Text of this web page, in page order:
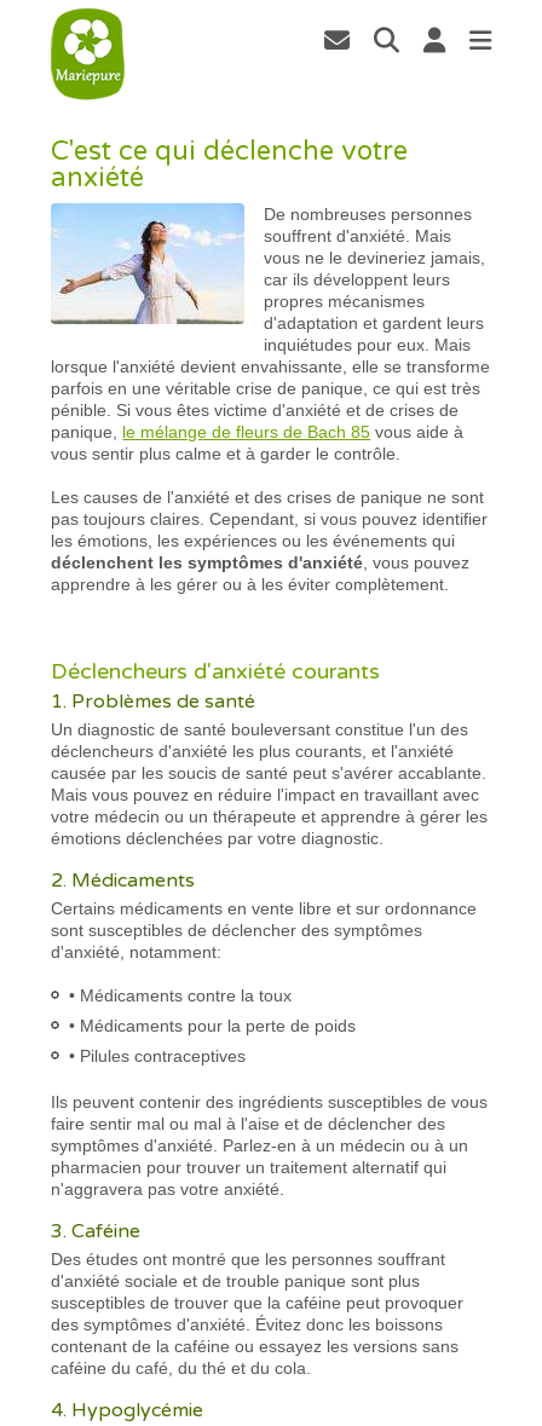
C'est ce qui déclenche votre
anxiété
De nombreuses personnes
souffrent d'anxiété. Mais
vous ne le devineriez jamais,
car ils développent leurs
propres mécanismes
d'adaptation et gardent leurs
inquiétudes pour eux. Mais
lorsque l'anxiété devient envahissante, elle se transforme
parfois en une véritable crise de panique, ce qui est très
pénible. Si vous êtes victime d'anxiété et de crises de
panique, le mélange de fleurs de Bach 85 vous aide à
vous sentir plus calme et à garder le contrôle.
Les causes de l'anxiété et des crises de panique ne sont
pas toujours claires. Cependant, si vous pouvez identifier
les émotions, les expériences ou les événements qui
déclenchent les symptômes d'anxiété , vous pouvez
apprendre à les gérer ou à les éviter complètement.
Déclencheurs d'anxiété courants
1. Problèmes de santé
Un diagnostic de santé bouleversant constitue l'un des
déclencheurs d'anxiété les plus courants, et l'anxiété
causée par les soucis de santé peut s'avérer accablante.
Mais vous pouvez en réduire l'impact en travaillant avec
votre médecin ou un thérapeute et apprendre à gérer les
émotions déclenchées par votre diagnostic.
2. Médicaments
Certains médicaments en vente libre et sur ordonnance
sont susceptibles de déclencher des symptômes
d'anxiété, notamment:
• Médicaments contre la toux
• Médicaments pour la perte de poids
• Pilules contraceptives
Ils peuvent contenir des ingrédients susceptibles de vous
faire sentir mal ou mal à l'aise et de déclencher des
symptômes d'anxiété. Parlez-en à un médecin ou à un
pharmacien pour trouver un traitement alternatif qui
n'aggravera pas votre anxiété.
3. Caféine
Des études ont montré que les personnes souffrant
d'anxiété sociale et de trouble panique sont plus
susceptibles de trouver que la caféine peut provoquer
des symptômes d'anxiété. Évitez donc les boissons
contenant de la caféine ou essayez les versions sans
caféine du café, du thé et du cola.
4. Hypoglycémie